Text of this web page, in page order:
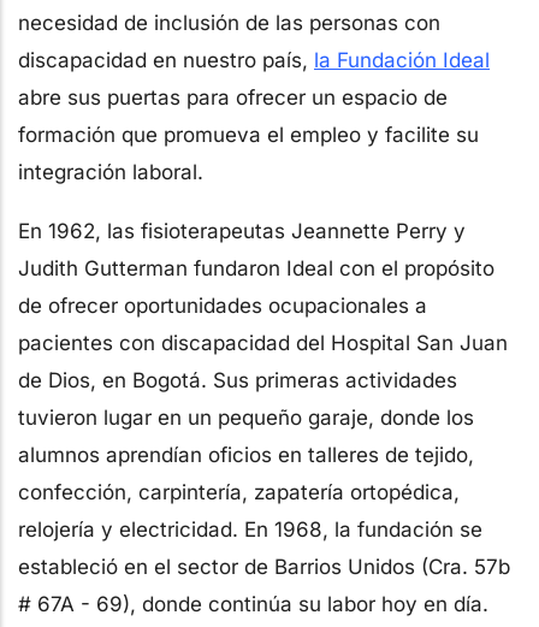
necesidad de inclusión de las personas con
discapacidad en nuestro país, la Fundación Ideal
abre sus puertas para ofrecer un espacio de
formación que promueva el empleo y facilite su
integración laboral.
En 1962, las fisioterapeutas Jeannette Perry y
Judith Gutterman fundaron Ideal con el propósito
de ofrecer oportunidades ocupacionales a
pacientes con discapacidad del Hospital San Juan
de Dios, en Bogotá. Sus primeras actividades
tuvieron lugar en un pequeño garaje, donde los
alumnos aprendían oficios en talleres de tejido,
confección, carpintería, zapatería ortopédica,
relojería y electricidad. En 1968, la fundación se
estableció en el sector de Barrios Unidos (Cra. 57b
# 67A - 69), donde continúa su labor hoy en día.